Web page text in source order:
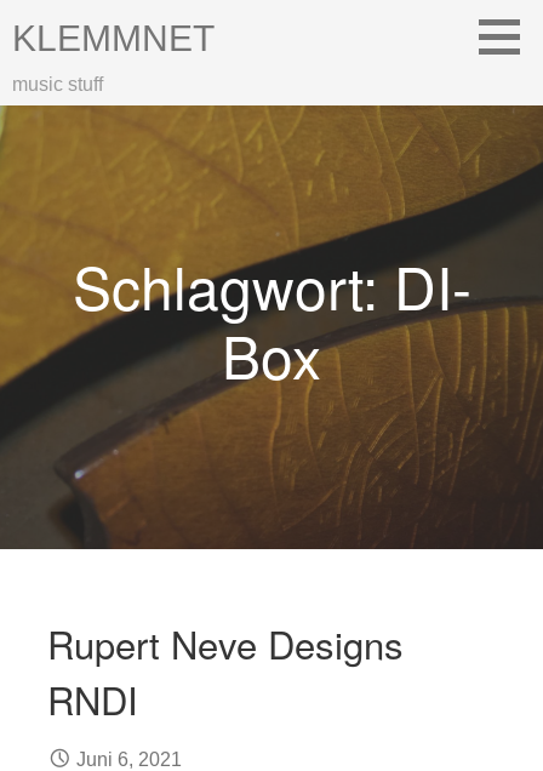
Inhalt
KLEMMNET
music stuff
Schlagwort: DI-
Box
Rupert Neve Designs
RNDI
Juni 6, 2021